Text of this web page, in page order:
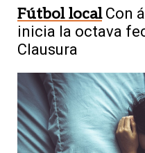
Fútbol local Con
inicia la octava
Clausura